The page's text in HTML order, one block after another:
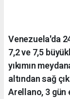
Venezuela'da
7,2 ve 7,5
yıkımın
altından sağ
Arellano, 3 gün